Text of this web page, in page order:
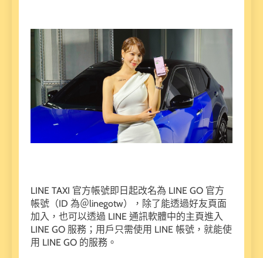
LINE TAXI 官方帳號即日起改名為 LINE GO 官方
帳號（ID 為＠linegotw），除了能透過好友頁面
加入，也可以透過 LINE 通訊軟體中的主頁進入
LINE GO 服務；用戶只需使用 LINE 帳號，就能使
用 LINE GO 的服務。